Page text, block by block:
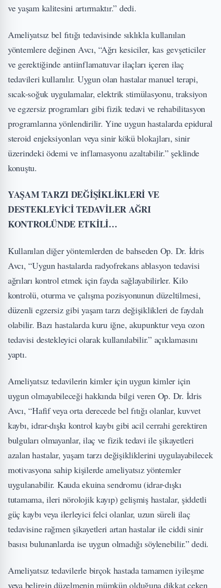
ve yaşam kalitesini artırmaktır.” dedi.
Ameliyatsız bel fıtığı tedavisinde sıklıkla kullanılan
yöntemlere değinen Avcı, “Ağrı kesiciler, kas gevşeticiler
ve gerektiğinde antiinflamatuvar ilaçları içeren ilaç
tedavileri kullanılır. Uygun olan hastalar manuel terapi,
sıcak-soğuk uygulamalar, elektrik stimülasyonu, traksiyon
ve egzersiz programları gibi fizik tedavi ve rehabilitasyon
programlarına yönlendirilir. Yine uygun hastalarda epidural
steroid enjeksiyonları veya sinir kökü blokajları, sinir
üzerindeki ödemi ve inflamasyonu azaltabilir.” şeklinde
konuştu.
YAŞAM TARZI DEĞİŞİKLİKLERİ VE
DESTEKLEYİCİ TEDAVİLER AĞRI
KONTROLÜNDE ETKİLİ…
Kullanılan diğer yöntemlerden de bahseden Op. Dr. İdris
Avcı, “Uygun hastalarda radyofrekans ablasyon tedavisi
ağrıları kontrol etmek için fayda sağlayabilirler. Kilo
kontrolü, oturma ve çalışma pozisyonunun düzeltilmesi,
düzenli egzersiz gibi yaşam tarzı değişiklikleri de faydalı
olabilir. Bazı hastalarda kuru iğne, akupunktur veya ozon
tedavisi destekleyici olarak kullanılabilir.” açıklamasını
yaptı.
Ameliyatsız tedavilerin kimler için uygun kimler için
uygun olmayabileceği hakkında bilgi veren Op. Dr. İdris
Avcı, “Hafif veya orta derecede bel fıtığı olanlar, kuvvet
kaybı, idrar-dışkı kontrol kaybı gibi acil cerrahi gerektiren
bulguları olmayanlar, ilaç ve fizik tedavi ile şikayetleri
azalan hastalar, yaşam tarzı değişikliklerini uygulayabilecek
motivasyona sahip kişilerde ameliyatsız yöntemler
uygulanabilir. Kauda ekuina sendromu (idrar-dışkı
tutamama, ileri nörolojik kayıp) gelişmiş hastalar, şiddetli
güç kaybı veya ilerleyici felci olanlar, uzun süreli ilaç
tedavisine rağmen şikayetleri artan hastalar ile ciddi sinir
basısı bulunanlarda ise uygun olmadığı söylenebilir.” dedi.
Ameliyatsız tedavilerle birçok hastada tamamen iyileşme
veya belirgin düzelmenin mümkün olduğuna dikkat çeken